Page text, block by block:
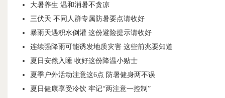
大暑养生 温和消暑不贪凉
三伏天 不同人群专属防暑要点请收好
暴雨天遇积水倒灌 这份避险提示请收好
连续强降雨可能诱发地质灾害 这些前兆要知道
夏日安然入睡 收好这份降温小贴士
夏季户外活动注意这6点 防暑健身两不误
夏日健康享受冷饮 牢记“两注意一控制”